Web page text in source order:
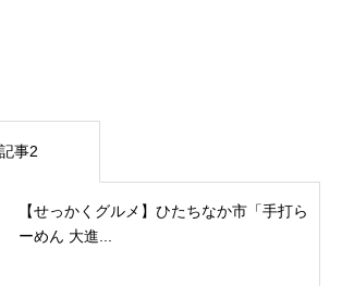
事2
【せっかくグルメ】ひたちなか市「手打ら
ーめん 大進...